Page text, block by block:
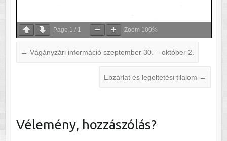
Page 1 / 1 Zoom 100%
← Vágányzári információ szeptember 30. – október 2.
Ebzárlat és legeltetési tilalom →
Vélemény, hozzászólás?